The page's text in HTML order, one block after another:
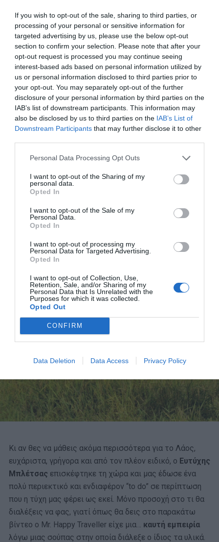
If you wish to opt-out of the sale, sharing to third parties, or
processing of your personal or sensitive information for
targeted advertising by us, please use the below opt-out
section to confirm your selection. Please note that after your
opt-out request is processed you may continue seeing
interest-based ads based on personal information utilized by
us or personal information disclosed to third parties prior to
your opt-out. You may separately opt-out of the further
disclosure of your personal information by third parties on the
IAB’s list of downstream participants. This information may
also be disclosed by us to third parties on the IAB’s List of
Downstream Participants that may further disclose it to other
Personal Data Processing Opt Outs
I want to opt-out of the Sharing of my
personal data.
Opted In
I want to opt-out of the Sale of my
Personal Data.
Opted In
I want to opt-out of processing my
Personal Data for Targeted Advertising.
Opted In
I want to opt-out of Collection, Use,
Retention, Sale, and/or Sharing of my
Personal Data that Is Unrelated with the
Purposes for which it was collected.
Opted Out
CONFIRM
Data Deletion Data Access Privacy Policy
όμορφες σε όλη την Ασία.
Το Λάος είναι μέρος μοναδικό, ειδικά σε σύγκριση με τα
υπόλοιπα που συνορεύει. Θες επειδή δεν έχει θάλασσα,
θες επειδή αφέθηκε στο βιορυθμό του, είναι μια χώρα
που οι κάτοικοι είναι χαλαροί και τους αρέσει να ζουν
σε χαμηλό τέμπο.Αγνά και αυθεντικά, δίχως άγχος
Ειδικά στην επαρχία, σε πολλά μέρη, μοιάζει σαν να έχει
σταματήσει ο χρόνος. Αλλά αυτό μόνο να γοητεύσει
μπορεί έναν δυτικό επισκέπτη. Για έναν υπέροχο και
αγνοημένο (κακώς…) ταξιδιωτικό προορισμό.
Μιλάμε επίσης για μια κομμουνιστική χώρα που
πρακτικά, αν δεν θες μπελάδες, απαγορεύεται να πεις
κακή κουβέντα για την κυβέρνηση, αλλά σε σύγκριση με
πιο διακριτική παρουσίαστους δρόμους. Στο πλαίσιο
ανοίγματος
για τουρισμό.
Κι αν θες να μάθεις ακόμα περισσότερα για το Λάος,
ευχάριστα, γρήγορα και από τον πλέον ειδικό, ο Ευτύχης
Μπλέτσας επισκέφτηκε τη χώρα και μας έδωσε ένα
πολύ περιεκτικό και ενδιαφέρον “to do” σε περίπτωση
που η τύχη μας φέρει ως εκεί. Μόνο προσοχή στο τι θα
διαλέξεις να φας, γιατί όπως θα δεις στο παρακάτω
βίντεο ο Mr. Happy Traveller είχε μια… καυτή εμπειρία
λόγω μιας σούπας στην οποία διάλεξε ο ίδιος τα υλικά.